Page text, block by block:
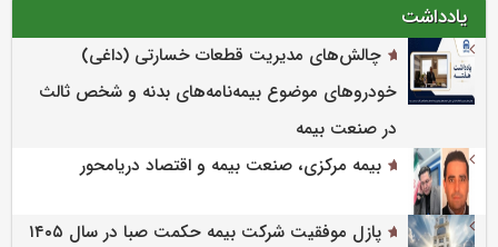
یادداشت
چالش‌های مدیریت قطعات خسارتی (داغی)
خودروهای موضوع بیمه‌نامه‌های بدنه و شخص ثالث
در صنعت بیمه
بیمه مرکزی، صنعت بیمه و اقتصاد دریامحور
پازل موفقیت شرکت بیمه حکمت صبا در سال ۱۴۰۵